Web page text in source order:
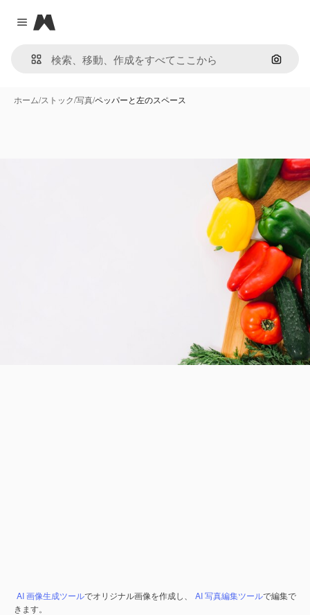
Close menu
Magnific
画像で
ホーム/ストック/写真/ペッパーと左のスペース
AI 画像生成ツールでオリジナル画像を作成し、 AI 写真編集ツールで編集で
きます。